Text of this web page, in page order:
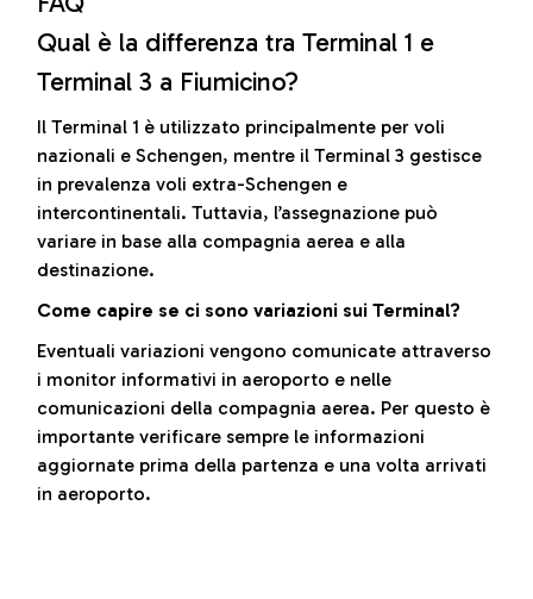
Qual è la differenza tra Terminal 1 e
Terminal 3 a Fiumicino?
Il Terminal 1 è utilizzato principalmente per voli
nazionali e Schengen, mentre il Terminal 3 gestisce
in prevalenza voli extra-Schengen e
intercontinentali. Tuttavia, l’assegnazione può
variare in base alla compagnia aerea e alla
destinazione.
Come capire se ci sono variazioni sui Terminal?
Eventuali variazioni vengono comunicate attraverso
i monitor informativi in aeroporto e nelle
comunicazioni della compagnia aerea. Per questo è
importante verificare sempre le informazioni
aggiornate prima della partenza e una volta arrivati
in aeroporto.